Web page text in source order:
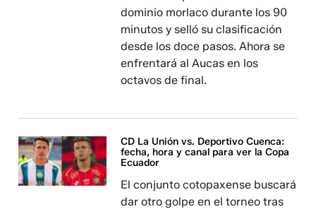
dominio morlaco durante los 90
minutos y selló su clasificación
desde los doce pasos. Ahora se
enfrentará al Aucas en los
octavos de final.
CD La Unión vs. Deportivo Cuenca:
fecha, hora y canal para ver la Copa
Ecuador
El conjunto cotopaxense buscará
dar otro golpe en el torneo tras